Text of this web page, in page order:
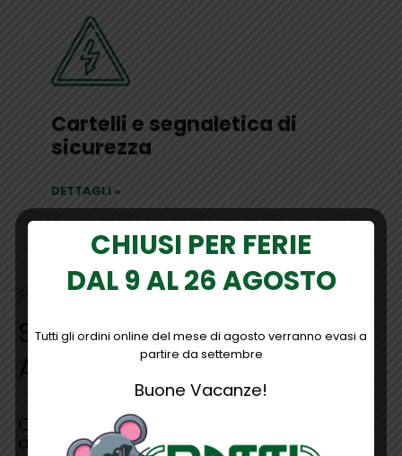
Cartelli e segnaletica di
sicurezza
DETTAGLI »
SOLUZIONI PER IL TUO LAVORO
Sicurezza sul lavoro e
Antinfortunistica
Chi sono i beneficiari della normativa
antinfortunistica?
CHIUSI PER FERIE
DAL 9 AL 26 AGOSTO
Tutti gli ordini online del mese di agosto verranno evasi a
partire da settembre
Buone Vacanze!